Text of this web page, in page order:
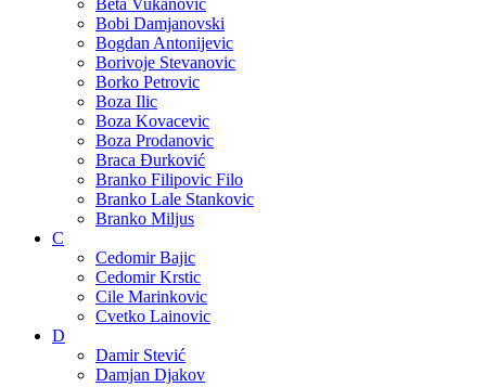
Beta Vukanovic
Bobi Damjanovski
Bogdan Antonijevic
Borivoje Stevanovic
Borko Petrovic
Boza Ilic
Boza Kovacevic
Boza Prodanovic
Braca Đurković
Branko Filipovic Filo
Branko Lale Stankovic
Branko Miljus
C
Cedomir Bajic
Cedomir Krstic
Cile Marinkovic
Cvetko Lainovic
D
Damir Stević
Damjan Djakov